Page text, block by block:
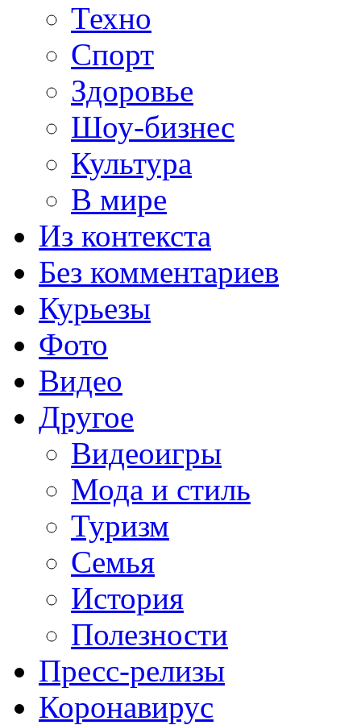
Техно
Спорт
Здоровье
Шоу-бизнес
Культура
В мире
Из контекста
Без комментариев
Курьезы
Фото
Видео
Другое
Видеоигры
Мода и стиль
Туризм
Семья
История
Полезности
Пресс-релизы
Коронавирус